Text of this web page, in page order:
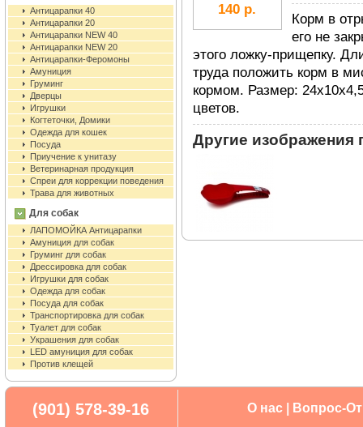
Антицарапки 40
Антицарапки 20
Антицарапки NEW 40
Антицарапки NEW 20
Антицарапки-Феромоны
Амуниция
Груминг
Дверцы
Игрушки
Когтеточки, Домики
Одежда для кошек
Посуда
Приучение к унитазу
Ветеринарная продукция
Спреи для коррекции поведения
Трава для животных
Для собак
ЛАПОМОЙКА Антицарапки
Амуниция для собак
Груминг для собак
Дрессировка для собак
Игрушки для собак
Одежда для собак
Посуда для собак
Транспортировка для собак
Туалет для собак
Украшения для собак
LED амуниция для собак
Против клещей
140 р.
Корм в
его не
этого ложку-прищепку.
труда положить корм в
кормом. Размер:
цветов.
Другие изображения
(901) 578-39-16 О нас Вопрос-